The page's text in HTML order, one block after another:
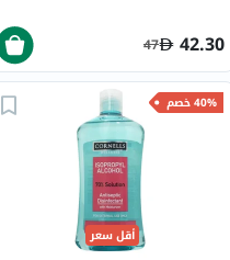
42.30
47
40% خصم
أقل سعر